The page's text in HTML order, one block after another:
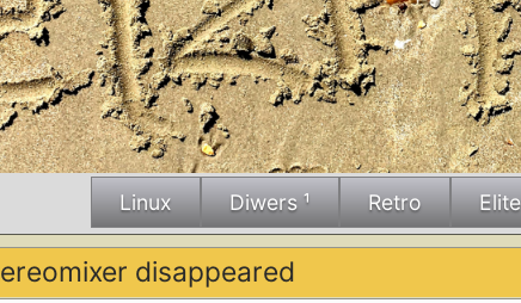
Linux Diwers ¹ Retro
disappeared